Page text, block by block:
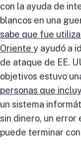
con la ayuda de
blancos en una
sabe que fue
Oriente y ayudó a
de ataque de EE.
objetivos estuvo
personas que
un sistema
sin dinero, un error
puede terminar